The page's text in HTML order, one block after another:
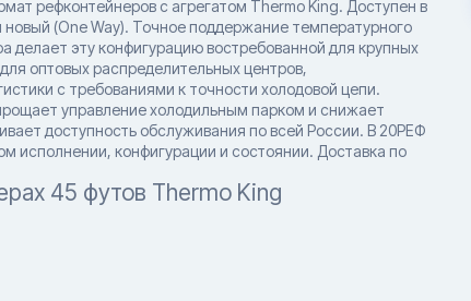
рефконтейнеров с агрегатом Thermo King. Доступен в
(One Way). Точное поддержание температурного
эту конфигурацию востребованной для крупных
оптовых распределительных центров,
с требованиями к точности холодовой цепи.
управление холодильным парком и снижает
доступность обслуживания по всей России. В 20РЕФ
исполнении, конфигурации и состоянии. Доставка по
45 футов Thermo King